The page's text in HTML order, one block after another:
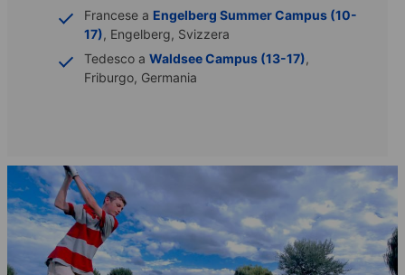
Francese a Engelberg Summer Campus (10-
17), Engelberg, Svizzera
Tedesco a Waldsee Campus (13-17),
Friburgo, Germania